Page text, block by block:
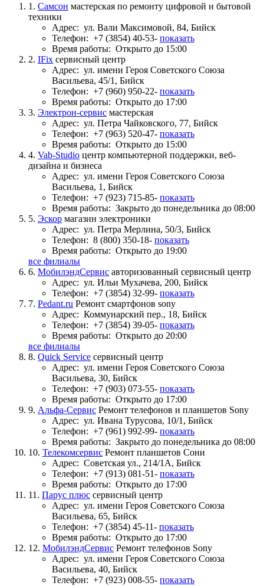
1. Самсон мастерская по ремонту цифровой и бытовой
техники
Адрес: ул. Вали Максимовой, 84, Бийск
Телефон: +7 (3854) 40-53- показать
Время работы: Открыто до 15:00
2. IFix сервисный центр
Адрес: ул. имени Героя Советского Союза
Васильева, 45/1, Бийск
Телефон: +7 (960) 950-22- показать
Время работы: Открыто до 17:00
3. Электрон-сервис мастерская
Адрес: ул. Петра Чайковского, 77, Бийск
Телефон: +7 (963) 520-47- показать
Время работы: Открыто до 15:00
4. Vab-Studio центр компьютерной поддержки, веб-
дизайна и бизнеса
Адрес: ул. имени Героя Советского Союза
Васильева, 1, Бийск
Телефон: +7 (923) 715-85- показать
Время работы: Закрыто до понедельника до 08:00
5. Эскор магазин электроники
Адрес: ул. Петра Мерлина, 50/3, Бийск
Телефон: 8 (800) 350-18- показать
Время работы: Открыто до 19:00
все филиалы
6. МобилэндСервис авторизованный сервисный центр
Адрес: ул. Ильи Мухачева, 200, Бийск
Телефон: +7 (3854) 32-99- показать
7. Pedant.ru Ремонт смартфонов sony
Адрес: Коммунарский пер., 18, Бийск
Телефон: +7 (3854) 39-05- показать
Время работы: Открыто до 20:00
все филиалы
8. Quick Service сервисный центр
Адрес: ул. имени Героя Советского Союза
Васильева, 30, Бийск
Телефон: +7 (903) 073-55- показать
Время работы: Открыто до 17:00
9. Альфа-Сервис Ремонт телефонов и планшетов Sony
Адрес: ул. Ивана Турусова, 10/1, Бийск
Телефон: +7 (961) 992-99- показать
Время работы: Закрыто до понедельника до 08:00
10. Телекомсервис Ремонт планшетов Сони
Адрес: Советская ул., 214/1А, Бийск
Телефон: +7 (913) 081-51- показать
Время работы: Открыто до 17:00
11. Парус плюс сервисный центр
Адрес: ул. имени Героя Советского Союза
Васильева, 65, Бийск
Телефон: +7 (3854) 45-11- показать
Время работы: Открыто до 17:00
12. МобилэндСервис Ремонт телефонов Sony
Адрес: ул. имени Героя Советского Союза
Васильева, 40, Бийск
Телефон: +7 (923) 008-55- показать